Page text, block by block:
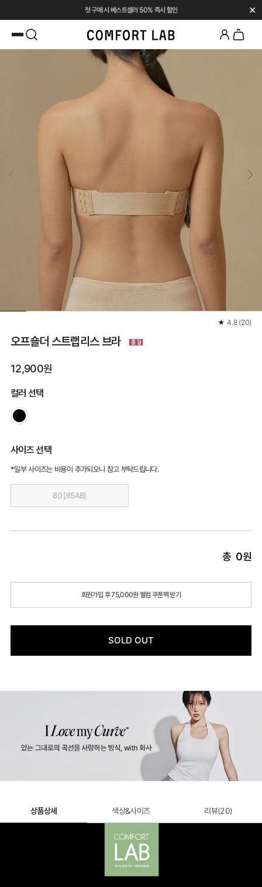
첫 구매 시 베스트셀러 50% 즉시 할인 ✕
★ 4.8 (20)
오프숄더 스트랩리스 브라
12,900원
컬러 선택
사이즈 선택
*일부 사이즈는 비용이 추가되오니 참고 부탁드립니다.
80 [65AB]
총 0원
회원가입 후 75,000원 웰컴 쿠폰팩 받기
SOLD OUT
상품상세 색상&사이즈 리뷰(20)